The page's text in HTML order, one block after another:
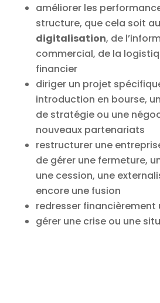
améliorer les
structure, que cela soit
digitalisation, de
commercial, de la
financier
diriger un projet
introduction en bourse,
de stratégie ou une
nouveaux partenariats
restructurer une
de gérer une fermeture,
une cession, une
encore une fusion
redresser financièrement
gérer une crise ou une